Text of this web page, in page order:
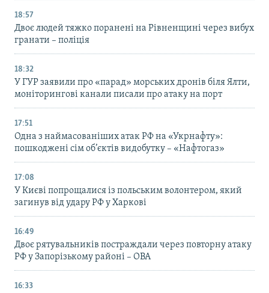
18:57
Двоє людей тяжко поранені на Рівненщині через вибух
гранати – поліція
18:32
У ГУР заявили про «парад» морських дронів біля Ялти,
моніторингові канали писали про атаку на порт
17:51
Одна з наймасованіших атак РФ на «Укрнафту»:
пошкоджені сім об’єктів видобутку – «Нафтогаз»
17:08
У Києві попрощалися із польським волонтером, який
загинув від удару РФ у Харкові
16:49
Двоє рятувальників постраждали через повторну атаку
РФ у Запорізькому районі – ОВА
16:33